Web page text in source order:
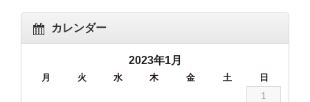
カレンダー
2023年1月
月 火 水 木 金 土 日
1